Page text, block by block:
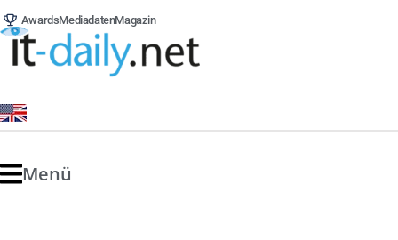
AwardsMediadatenMagazin
Menü